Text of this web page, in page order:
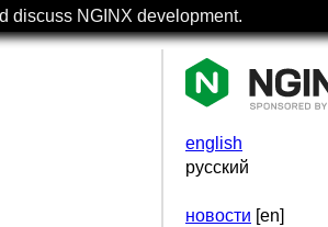
discuss NGINX development.
english
русский
новости [en]